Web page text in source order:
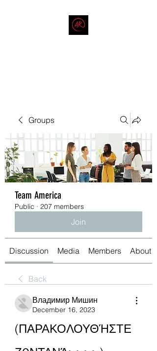
Groups
Team America
Public · 207 members
Join
Discussion Media Members About
Back
Владимир Мишин
December 16, 2023
(ΠΑΡΑΚΟΛΟΥΘΉΣΤΕ